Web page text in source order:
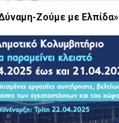
Ζούμε με Ελπίδα»